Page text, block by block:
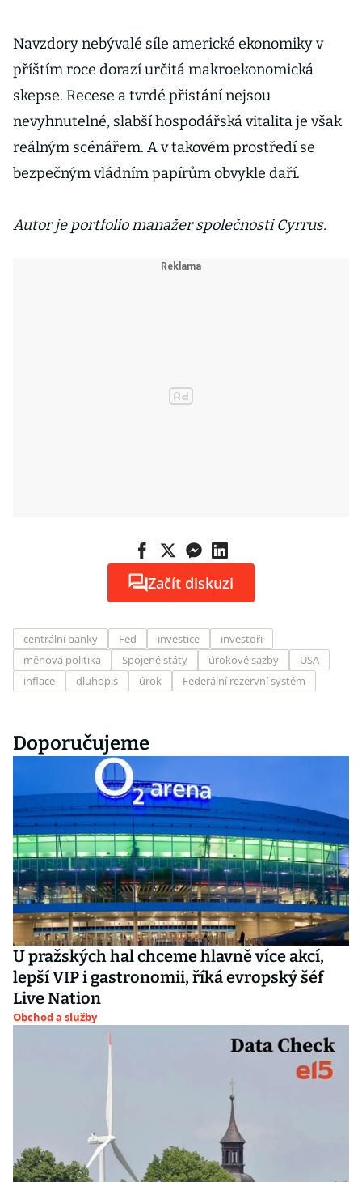
Navzdory nebývalé síle americké ekonomiky v
příštím roce dorazí určitá makroekonomická
skepse. Recese a tvrdé přistání nejsou
nevyhnutelné, slabší hospodářská vitalita je však
reálným scénářem. A v takovém prostředí se
bezpečným vládním papírům obvykle daří.
Autor je portfolio manažer společnosti Cyrrus.
Začít diskuzi
centrální banky Fed investice
investoři
měnová politika
Spojené státy úrokové sazby
USA
inflace
dluhopis úrok Federální rezervní systém
Doporučujeme
U pražských hal chceme hlavně více akcí,
lepší VIP i gastronomii, říká evropský šéf
Live Nation
Obchod a služby